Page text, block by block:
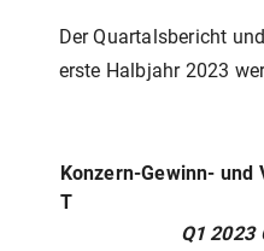
Der Quartalsbericht
erste Halbjahr 2023
Konzern-Gewinn- und
T
Q1 2023